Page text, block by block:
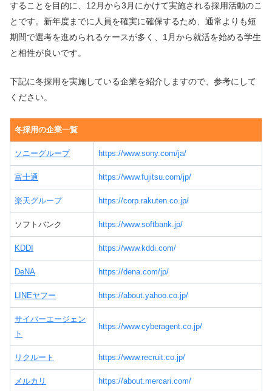
することを目的に、12月から3月にかけて実施される採用活動のこ
とです。新年度までに人員を確実に確保するため、通常よりも短
期間で選考を進められるケースが多く、1月から就活を始める学生
と相性が良いです。
下記に冬採用を実施している企業を紹介しますので、参考にして
ください。
冬採用の企業一覧
ソニーグループ https://www.sony.com/ja/
富士通 https://www.fujitsu.com/jp/
楽天グループ https://corp.rakuten.co.jp/
ソフトバンク https://www.softbank.jp/
KDDI https://www.kddi.com/
DeNA https://dena.com/jp/
LINEヤフー https://about.yahoo.co.jp/
サイバーエージェン
ト
https://www.cyberagent.co.jp/
リクルート https://www.recruit.co.jp/
メルカリ https://about.mercari.com/